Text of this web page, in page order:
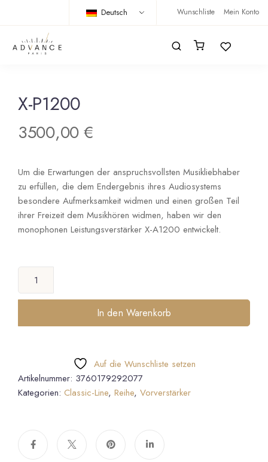
Wunschliste Mein Konto
Deutsch
X-P1200
3500,00€
Um die Erwartungen der anspruchsvollsten Musikliebhaber
zu erfüllen, die dem Endergebnis ihres Audiosystems
besondere Aufmerksamkeit widmen und einen großen Teil
ihrer Freizeit dem Musikhören widmen, haben wir den
monophonen Leistungsverstärker X-A1200 entwickelt.
In den Warenkorb
Auf die Wunschliste setzen
Artikelnummer: 3760179292077
Kategorien: Classic-Line, Reihe, Vorverstärker